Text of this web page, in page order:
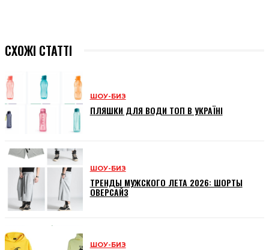
СХОЖІ СТАТТІ
ШОУ-БИЗ
ПЛЯШКИ ДЛЯ ВОДИ ТОП В УКРАЇНІ
ШОУ-БИЗ
ТРЕНДЫ МУЖСКОГО ЛЕТА 2026: ШОРТЫ
ОВЕРСАЙЗ
ШОУ-БИЗ